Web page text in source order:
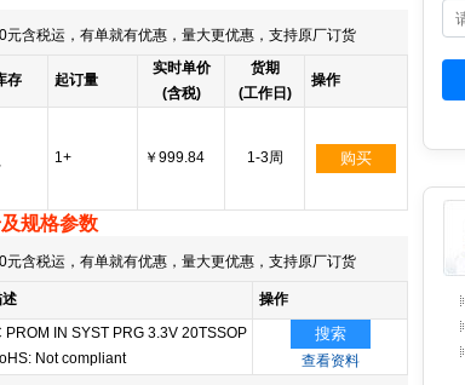
含税运，有单就有优惠，量大更优惠，支持原厂订货
存 起订量
实时单价
(含税)
货期
(工作日)
操作
1+ ￥999.84 1-3周 购买
规格参数
含税运，有单就有优惠，量大更优惠，支持原厂订货
操作
PROM IN SYST PRG 3.3V 20TSSOP
Not compliant
搜索
查看资料